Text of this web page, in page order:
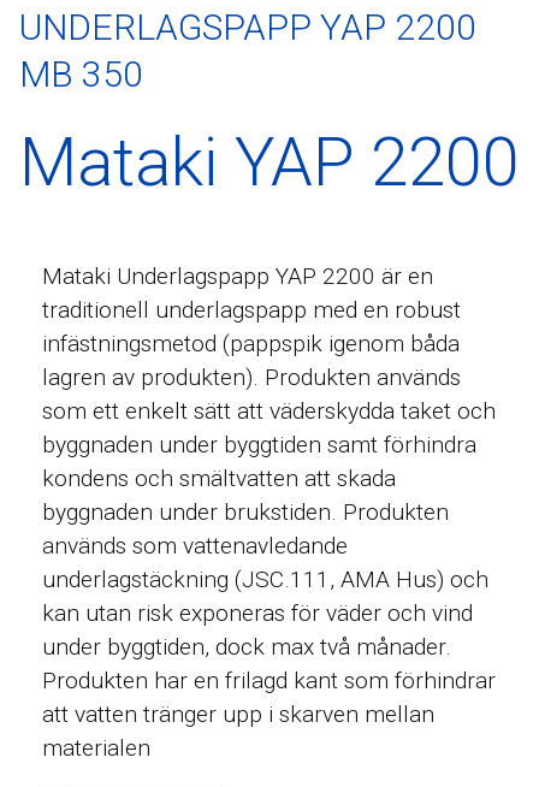
UNDERLAGSPAPP YAP 2200
MB 350
Mataki YAP 2200
Mataki Underlagspapp YAP 2200 är en
traditionell underlagspapp med en robust
infästningsmetod (pappspik igenom båda
lagren av produkten). Produkten används
som ett enkelt sätt att väderskydda taket och
byggnaden under byggtiden samt förhindra
kondens och smältvatten att skada
byggnaden under brukstiden. Produkten
används som vattenavledande
underlagstäckning (JSC.111, AMA Hus) och
kan utan risk exponeras för väder och vind
under byggtiden, dock max två månader.
Produkten har en frilagd kant som förhindrar
att vatten tränger upp i skarven mellan
materialen